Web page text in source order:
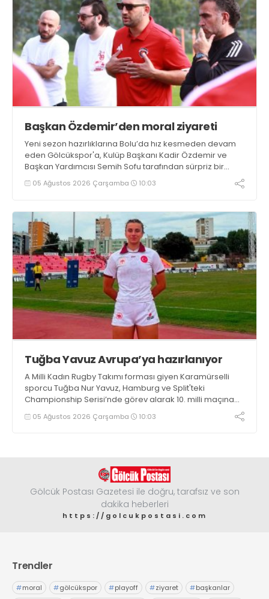
Başkan Özdemir’den moral ziyareti
Yeni sezon hazırlıklarına Bolu’da hız kesmeden devam
eden Gölcükspor'a, Kulüp Başkanı Kadir Özdemir ve
Başkan Yardımcısı Semih Sofu tarafından sürpriz bir
moral ziyareti gerçekleştirildi
05 Ağustos 2026 Çarşamba 10:03
Tuğba Yavuz Avrupa’ya hazırlanıyor
A Milli Kadın Rugby Takımı forması giyen Karamürselli
sporcu Tuğba Nur Yavuz, Hamburg ve Split'teki
Championship Serisi’nde görev alarak 10. milli maçına
çıkma eşiğini geride bıraktı
05 Ağustos 2026 Çarşamba 10:03
Gölcük Postası Gazetesi ile doğru, tarafsız ve son
dakika heberleri
https://golcukpostasi.com
Trendler
#moral #gölcükspor #playoff #ziyaret #başkanlar